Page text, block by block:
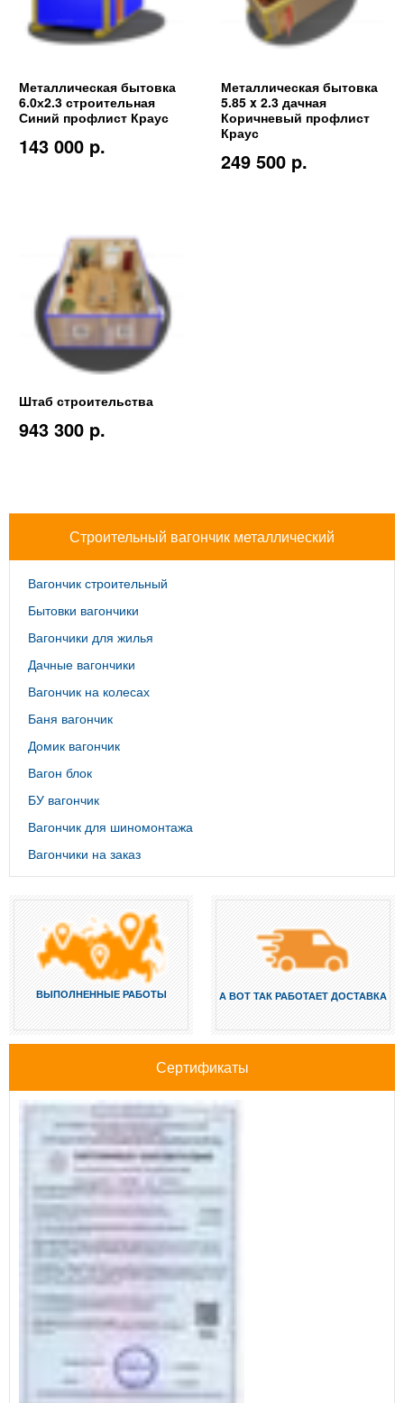
Металлическая бытовка
6.0х2.3 строительная
Синий профлист Краус
143 000 p.
Металлическая бытовка
5.85 x 2.3 дачная
Коричневый профлист
Краус
249 500 p.
Штаб строительства
943 300 p.
Строительный вагончик металлический
Вагончик строительный
Бытовки вагончики
Вагончики для жилья
Дачные вагончики
Вагончик на колесах
Баня вагончик
Домик вагончик
Вагон блок
БУ вагончик
Вагончик для шиномонтажа
Вагончики на заказ
ВЫПОЛНЕННЫЕ РАБОТЫ А ВОТ ТАК РАБОТАЕТ ДОСТАВКА
Сертификаты